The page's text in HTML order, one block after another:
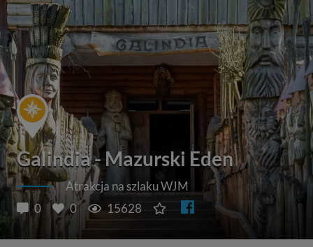
Galindia - Mazurski Eden
Atrakcja na szlaku WJM
0
0 15628